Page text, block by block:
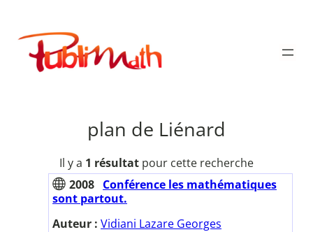
contenu
Publimath
plan de Liénard
Il y a 1 résultat pour cette recherche
2008 Conférence les mathématiques
sont partout.
Auteur : Vidiani Lazare Georges